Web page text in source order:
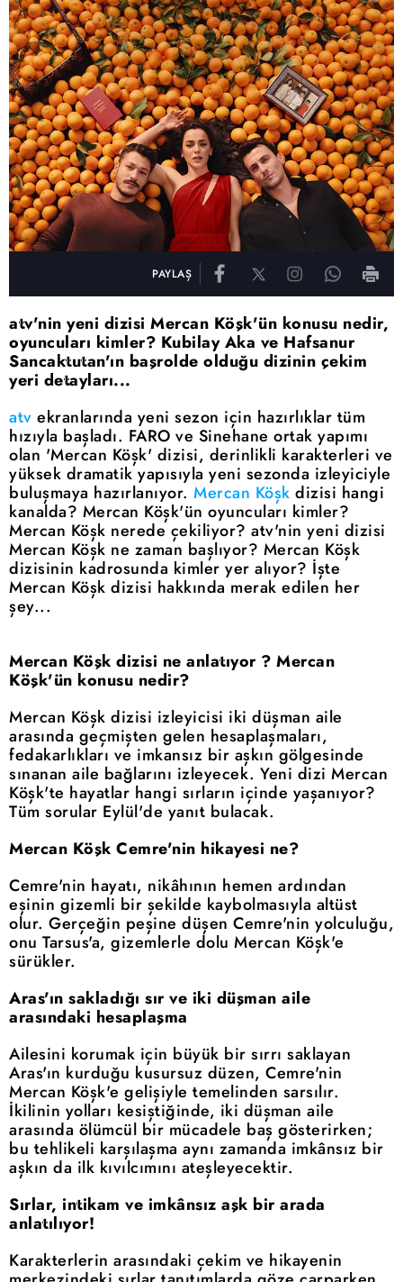
PAYLAŞ
atv'nin yeni dizisi Mercan Köşk'ün konusu nedir,
oyuncuları kimler? Kubilay Aka ve Hafsanur
Sancaktutan'ın başrolde olduğu dizinin çekim
yeri detayları...
atv ekranlarında yeni sezon için hazırlıklar tüm
hızıyla başladı. FARO ve Sinehane ortak yapımı
olan 'Mercan Köşk' dizisi, derinlikli karakterleri ve
yüksek dramatik yapısıyla yeni sezonda izleyiciyle
buluşmaya hazırlanıyor. Mercan Köşk dizisi hangi
kanalda? Mercan Köşk'ün oyuncuları kimler?
Mercan Köşk nerede çekiliyor? atv'nin yeni dizisi
Mercan Köşk ne zaman başlıyor? Mercan Köşk
dizisinin kadrosunda kimler yer alıyor? İşte
Mercan Köşk dizisi hakkında merak edilen her
şey...
Mercan Köşk dizisi ne anlatıyor ? Mercan
Köşk'ün konusu nedir?
Mercan Köşk dizisi izleyicisi iki düşman aile
arasında geçmişten gelen hesaplaşmaları,
fedakarlıkları ve imkansız bir aşkın gölgesinde
sınanan aile bağlarını izleyecek. Yeni dizi Mercan
Köşk'te hayatlar hangi sırların içinde yaşanıyor?
Tüm sorular Eylül'de yanıt bulacak.
Mercan Köşk Cemre'nin hikayesi ne?
Cemre'nin hayatı, nikâhının hemen ardından
eşinin gizemli bir şekilde kaybolmasıyla altüst
olur. Gerçeğin peşine düşen Cemre'nin yolculuğu,
onu Tarsus'a, gizemlerle dolu Mercan Köşk'e
sürükler.
Aras'ın sakladığı sır ve iki düşman aile
arasındaki hesaplaşma
Ailesini korumak için büyük bir sırrı saklayan
Aras'ın kurduğu kusursuz düzen, Cemre'nin
Mercan Köşk'e gelişiyle temelinden sarsılır.
İkilinin yolları kesiştiğinde, iki düşman aile
arasında ölümcül bir mücadele baş gösterirken;
bu tehlikeli karşılaşma aynı zamanda imkânsız bir
aşkın da ilk kıvılcımını ateşleyecektir.
Sırlar, intikam ve imkânsız aşk bir arada
anlatılıyor!
Karakterlerin arasındaki çekim ve hikayenin